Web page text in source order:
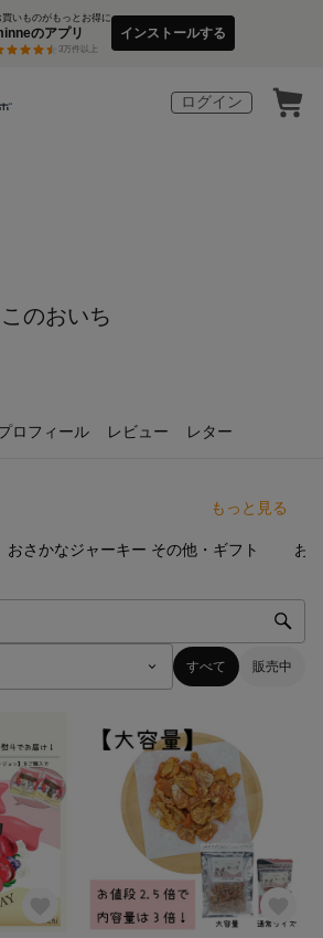
買いものがもっとお得に
のアプリ
3万件以上
インストールする
ログイン
のおいち
ロフィール レビュー レター
もっと見る
おさかなジャーキー その他・ギフト
すべて 販売中